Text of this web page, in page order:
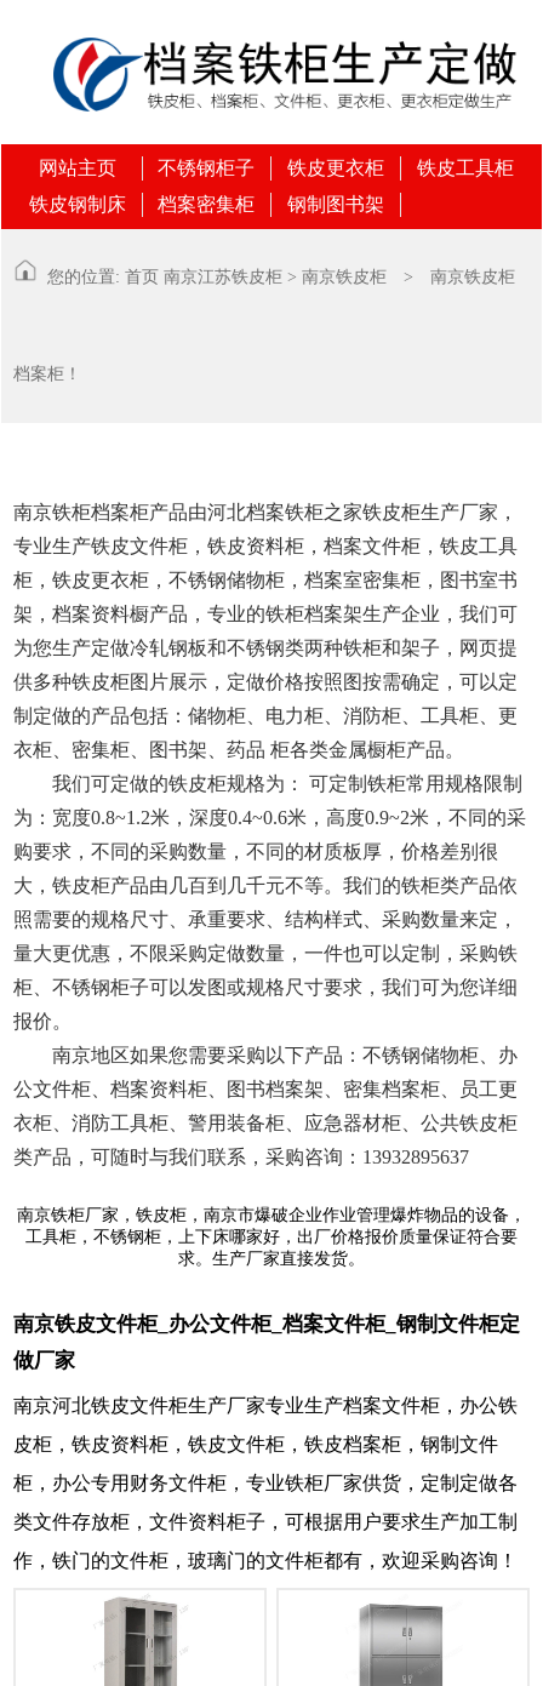
网站主页 不锈钢柜子 铁皮更衣柜
铁皮工具柜
铁皮钢制床
档案密集柜 钢制图书架
您的位置: 首页 南京江苏铁皮柜 > 南京铁皮柜 > 南京铁皮柜
档案柜！
南京铁柜档案柜产品由河北档案铁柜之家铁皮柜生产厂家，
专业生产铁皮文件柜，铁皮资料柜，档案文件柜，铁皮工具
柜，铁皮更衣柜，不锈钢储物柜，档案室密集柜，图书室书
架，档案资料橱产品，专业的铁柜档案架生产企业，我们可
为您生产定做冷轧钢板和不锈钢类两种铁柜和架子，网页提
供多种铁皮柜图片展示，定做价格按照图按需确定，可以定
制定做的产品包括：储物柜、电力柜、消防柜、工具柜、更
衣柜、密集柜、图书架、药品 柜各类金属橱柜产品。
我们可定做的铁皮柜规格为： 可定制铁柜常用规格限制
为：宽度0.8~1.2米，深度0.4~0.6米，高度0.9~2米，不同的采
购要求，不同的采购数量，不同的材质板厚，价格差别很
大，铁皮柜产品由几百到几千元不等。我们的铁柜类产品依
照需要的规格尺寸、承重要求、结构样式、采购数量来定，
量大更优惠，不限采购定做数量，一件也可以定制，采购铁
柜、不锈钢柜子可以发图或规格尺寸要求，我们可为您详细
报价。
南京地区如果您需要采购以下产品：不锈钢储物柜、办
公文件柜、档案资料柜、图书档案架、密集档案柜、员工更
衣柜、消防工具柜、警用装备柜、应急器材柜、公共铁皮柜
类产品，可随时与我们联系，采购咨询：13932895637
南京铁柜厂家，铁皮柜，南京市爆破企业作业管理爆炸物品的设备，
工具柜，不锈钢柜，上下床哪家好，出厂价格报价质量保证符合要
求。生产厂家直接发货。
南京铁皮文件柜_办公文件柜_档案文件柜_钢制文件柜定
做厂家
南京河北铁皮文件柜生产厂家专业生产档案文件柜，办公铁
皮柜，铁皮资料柜，铁皮文件柜，铁皮档案柜，钢制文件
柜，办公专用财务文件柜，专业铁柜厂家供货，定制定做各
类文件存放柜，文件资料柜子，可根据用户要求生产加工制
作，铁门的文件柜，玻璃门的文件柜都有，欢迎采购咨询！